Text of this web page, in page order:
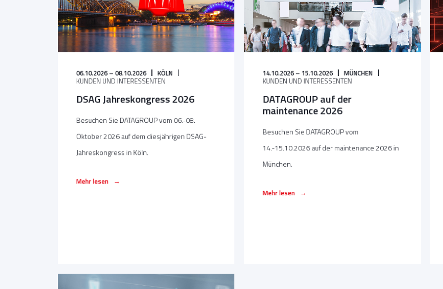
06.10.2026 – 08.10.2026 KÖLN
KUNDEN UND INTERESSENTEN
DSAG Jahreskongress 2026
Besuchen Sie DATAGROUP vom 06.-08.
Oktober 2026 auf dem diesjährigen DSAG-
Jahreskongress in Köln.
Mehr lesen →
14.10.2026 – 15.10.2026 MÜNCHEN
KUNDEN UND INTERESSENTEN
DATAGROUP auf der
maintenance 2026
Besuchen Sie DATAGROUP vom
14.-15.10.2026 auf der maintenance 2026 in
München.
Mehr lesen →